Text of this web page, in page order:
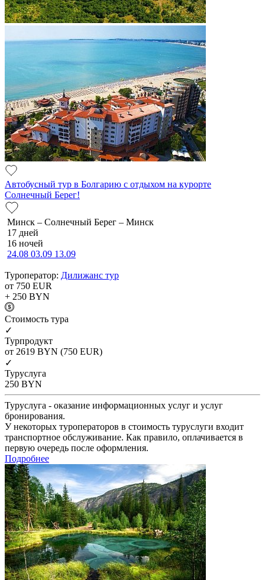
Автобусный тур в Болгарию с отдыхом на курорте
Солнечный Берег!
Минск – Солнечный Берег – Минск
17 дней
16 ночей
24.08 03.09 13.09
Туроператор: Дилижанс тур
от 750 EUR
+ 250 BYN
Cтоимость тура
✓
Турпродукт
от 2619 BYN (750 EUR)
✓
Туруслуга
250 BYN
Туруслуга - оказание информационных услуг и услуг
бронирования.
У некоторых туроператоров в стоимость туруслуги входит
транспортное обслуживание. Как правило, оплачивается в
первую очередь после оформления.
Подробнее